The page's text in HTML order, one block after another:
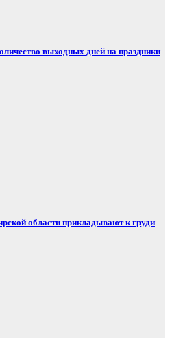
выходных дней на праздники
области прикладывают к груди